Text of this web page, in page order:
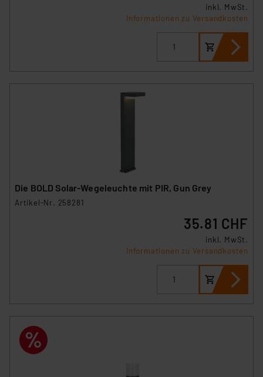
inkl. MwSt.
Informationen zu Versandkosten
Die BOLD Solar-Wegeleuchte mit PIR, Gun Grey
Artikel-Nr. 258281
35.81 CHF
inkl. MwSt.
Informationen zu Versandkosten